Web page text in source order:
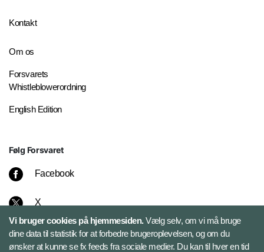
Kontakt
Om os
Forsvarets
Whistleblowerordning
English Edition
Følg Forsvaret
Facebook
X
Instagram
Vi bruger cookies på hjemmesiden.Vælg selv, om vi må bruge
dine data til statistik for at forbedre brugeroplevelsen, og om du
ønsker at kunne se fx feeds fra sociale medier. Du kan til hver en tid